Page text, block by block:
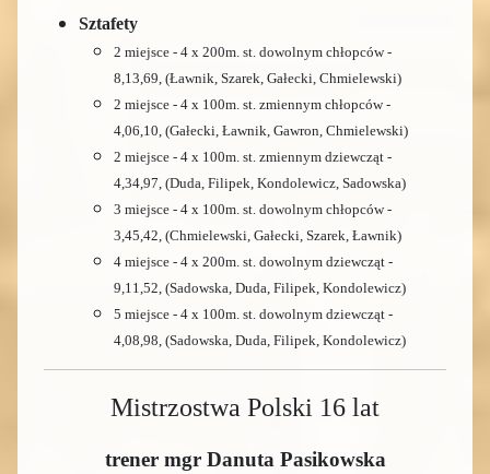
Sztafety
2 miejsce - 4 x 200m. st. dowolnym chłopców -
8,13,69, (Ławnik, Szarek, Gałecki, Chmielewski)
2 miejsce - 4 x 100m. st. zmiennym chłopców -
4,06,10, (Gałecki, Ławnik, Gawron, Chmielewski)
2 miejsce - 4 x 100m. st. zmiennym dziewcząt -
4,34,97, (Duda, Filipek, Kondolewicz, Sadowska)
3 miejsce - 4 x 100m. st. dowolnym chłopców -
3,45,42, (Chmielewski, Gałecki, Szarek, Ławnik)
4 miejsce - 4 x 200m. st. dowolnym dziewcząt -
9,11,52, (Sadowska, Duda, Filipek, Kondolewicz)
5 miejsce - 4 x 100m. st. dowolnym dziewcząt -
4,08,98, (Sadowska, Duda, Filipek, Kondolewicz)
Mistrzostwa Polski 16 lat
trener mgr Danuta Pasikowska